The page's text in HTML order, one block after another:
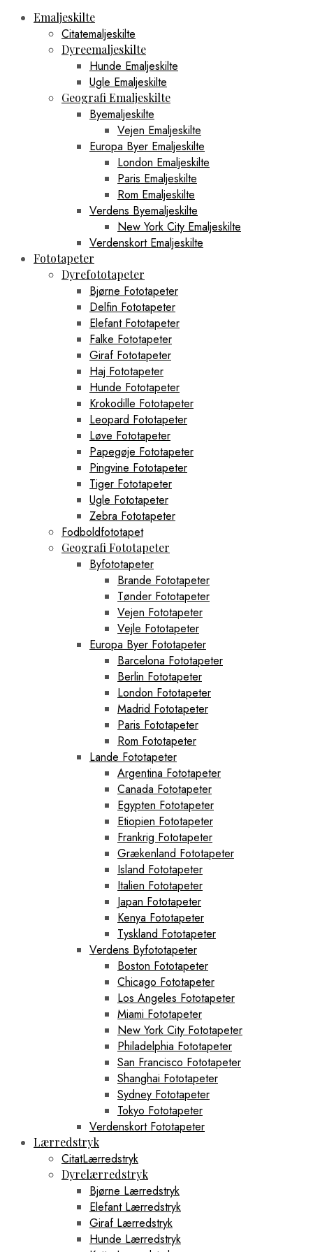
Emaljeskilte
Citatemaljeskilte
Dyreemaljeskilte
Hunde Emaljeskilte
Ugle Emaljeskilte
Geografi Emaljeskilte
Byemaljeskilte
Vejen Emaljeskilte
Europa Byer Emaljeskilte
London Emaljeskilte
Paris Emaljeskilte
Rom Emaljeskilte
Verdens Byemaljeskilte
New York City Emaljeskilte
Verdenskort Emaljeskilte
Fototapeter
Dyrefototapeter
Bjørne Fototapeter
Delfin Fototapeter
Elefant Fototapeter
Falke Fototapeter
Giraf Fototapeter
Haj Fototapeter
Hunde Fototapeter
Krokodille Fototapeter
Leopard Fototapeter
Løve Fototapeter
Papegøje Fototapeter
Pingvine Fototapeter
Tiger Fototapeter
Ugle Fototapeter
Zebra Fototapeter
Fodboldfototapet
Geografi Fototapeter
Byfototapeter
Brande Fototapeter
Tønder Fototapeter
Vejen Fototapeter
Vejle Fototapeter
Europa Byer Fototapeter
Barcelona Fototapeter
Berlin Fototapeter
London Fototapeter
Madrid Fototapeter
Paris Fototapeter
Rom Fototapeter
Lande Fototapeter
Argentina Fototapeter
Canada Fototapeter
Egypten Fototapeter
Etiopien Fototapeter
Frankrig Fototapeter
Grækenland Fototapeter
Island Fototapeter
Italien Fototapeter
Japan Fototapeter
Kenya Fototapeter
Tyskland Fototapeter
Verdens Byfototapeter
Boston Fototapeter
Chicago Fototapeter
Los Angeles Fototapeter
Miami Fototapeter
New York City Fototapeter
Philadelphia Fototapeter
San Francisco Fototapeter
Shanghai Fototapeter
Sydney Fototapeter
Tokyo Fototapeter
Verdenskort Fototapeter
Lærredstryk
CitatLærredstryk
Dyrelærredstryk
Bjørne Lærredstryk
Elefant Lærredstryk
Giraf Lærredstryk
Hunde Lærredstryk